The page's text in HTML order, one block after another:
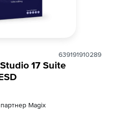
639191910289
17 Suite
Magix